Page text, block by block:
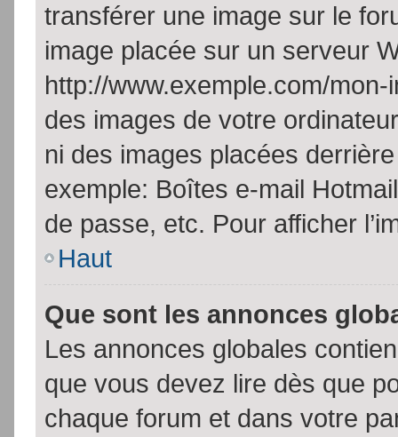
transférer une image sur le
image placée sur un serveur
http://www.exemple.com/
des images de votre
ni des images placées
exemple: Boîtes e-mail
de passe, etc. Pour afficher
Haut
Que sont les annonces
Les annonces globales
que vous devez lire dès que
chaque forum et dans votre